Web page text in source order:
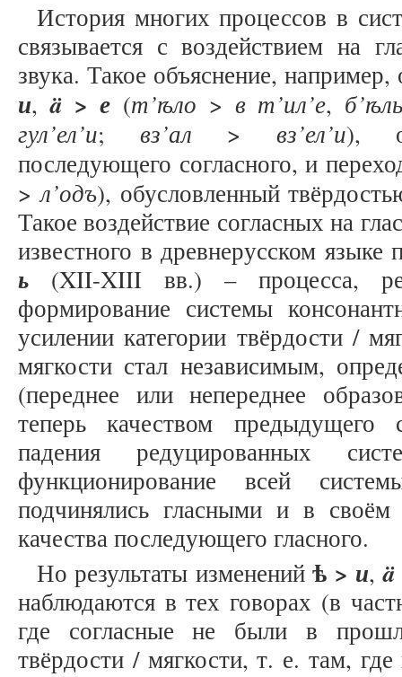
История многих процессов в
связывается с воздействием на
звука. Такое объяснение,
и,ä> е (т’ѣло > в т’ил’е, б’ѣ
гул’ел’и; вз’ал > вз’ел’и),
последующего согласного, и
>л’одъ), обусловленный
Такое воздействие согласных на
известного в древнерусском
ь (XII-XIII вв.) – процесса,
формирование системы
усилении категории твёрдости /
мягкости стал независимым,
(переднее или непереднее
теперь качеством предыдущего
падения редуцированных
функционирование всей
подчинялись гласными и в
качества последующего гласного.
Но результаты измененийѣ > и,ä
наблюдаются в тех говорах (в
где согласные не были в
твёрдости / мягкости, т. е. там,